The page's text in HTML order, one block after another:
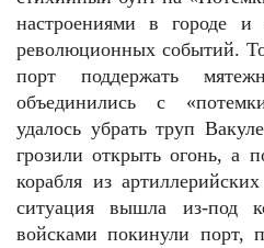
настроениями в городе и
революционных событий.
порт поддержать
объединились с
удалось убрать труп
грозили открыть огонь, а
корабля из
ситуация вышла из-под
войсками покинули порт,